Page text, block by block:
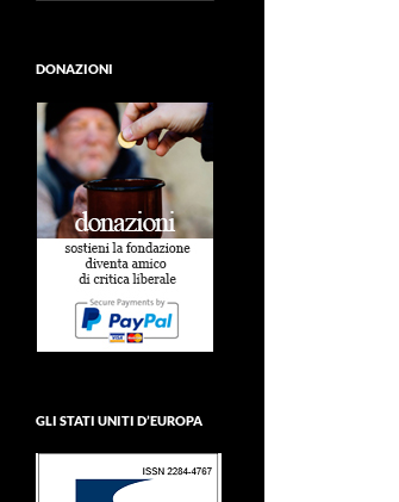
DONAZIONI
GLI STATI UNITI D’EUROPA